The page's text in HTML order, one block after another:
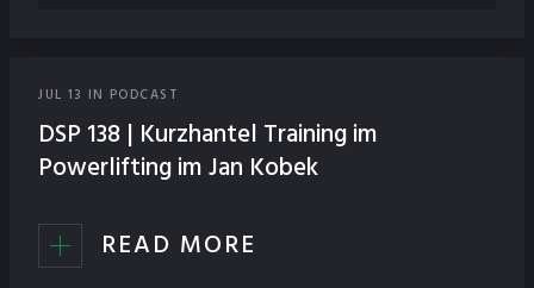
JUL 13 IN PODCAST
DSP 138 | Kurzhantel Training im
Powerlifting im Jan Kobek
READ MORE